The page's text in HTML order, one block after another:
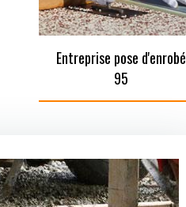
Entreprise pose d'enrobé
95